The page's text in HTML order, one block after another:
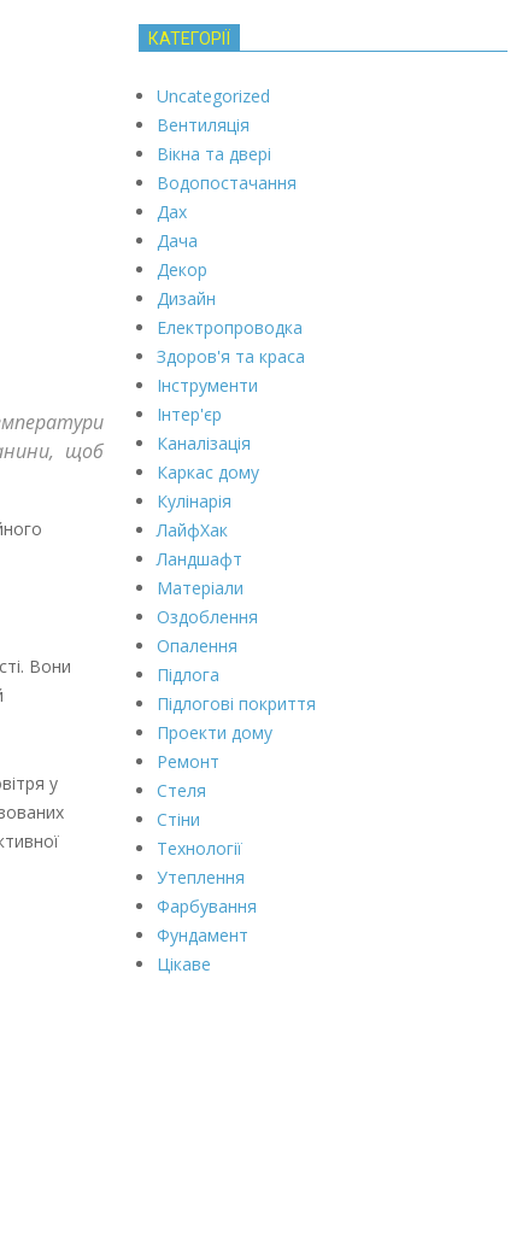
щоб
Вони
у
КАТЕГОРІЇ
Uncategorized
Вентиляція
Вікна та двері
Водопостачання
Дах
Дача
Декор
Дизайн
Електропроводка
Здоров'я та краса
Інструменти
Інтер'єр
Каналізація
Каркас дому
Кулінарія
ЛайфХак
Ландшафт
Матеріали
Оздоблення
Опалення
Підлога
Підлогові покриття
Проекти дому
Ремонт
Стеля
Стіни
Технології
Утеплення
Фарбування
Фундамент
Цікаве